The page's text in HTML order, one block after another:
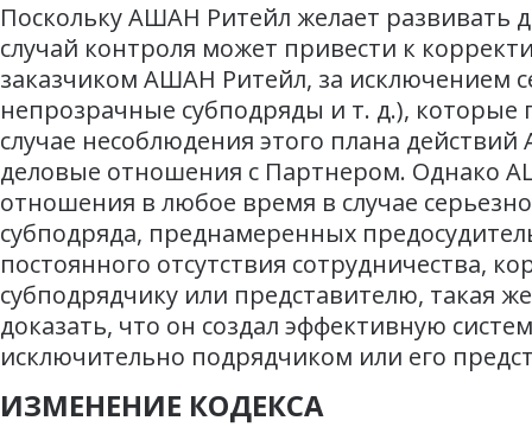
Поскольку АШАН Ритейл желает
случай контроля может привести к
заказчиком АШАН Ритейл, за исключением
непрозрачные субподряды и т. д.),
случае несоблюдения этого плана
деловые отношения с Партнером. Однако
отношения в любое время в случае
субподряда, преднамеренных
постоянного отсутствия сотрудничества,
субподрядчику или представителю, такая
доказать, что он создал эффективную
исключительно подрядчиком или его
ИЗМЕНЕНИЕ КОДЕКСА